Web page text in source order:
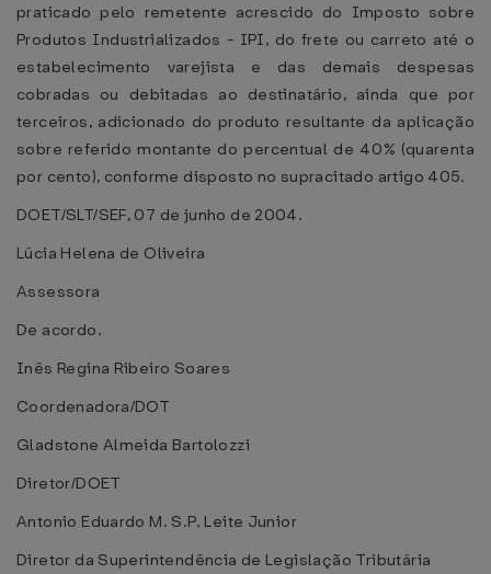
praticado pelo remetente acrescido do Imposto sobre
Produtos Industrializados - IPI, do frete ou carreto até o
estabelecimento varejista e das demais despesas
cobradas ou debitadas ao destinatário, ainda que por
terceiros, adicionado do produto resultante da aplicação
sobre referido montante do percentual de 40% (quarenta
por cento), conforme disposto no supracitado artigo 405.
DOET/SLT/SEF, 07 de junho de 2004.
Lúcia Helena de Oliveira
Assessora
De acordo.
Inês Regina Ribeiro Soares
Coordenadora/DOT
Gladstone Almeida Bartolozzi
Diretor/DOET
Antonio Eduardo M. S.P. Leite Junior
Diretor da Superintendência de Legislação Tributária